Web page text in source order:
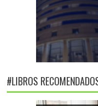
#LIBROS